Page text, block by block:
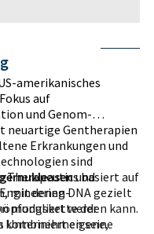
amerikanisches
auf
und Genom-
neuartige Gentherapien
Erkrankungen und
sind
und
mit denen DNA gezielt
moduliert werden kann.
Unternehmen seine
Therapeutics basiert auf
der
kombiniert eigene,